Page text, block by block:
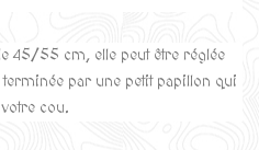
45/55 cm, elle peut être réglée
par une petit papillon qui
cou.